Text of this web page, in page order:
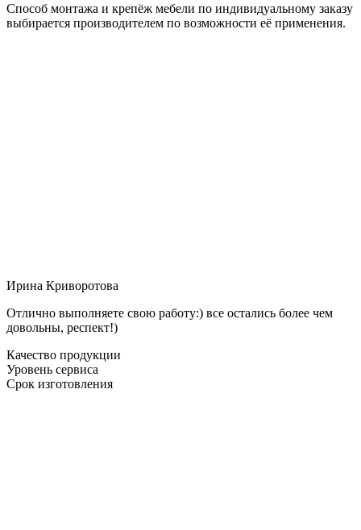
Способ монтажа и крепёж мебели по индивидуальному заказу
выбирается производителем по возможности её применения.
Ирина Криворотова
Отлично выполняете свою работу:) все остались более чем
довольны, респект!)
Качество продукции
Уровень сервиса
Срок изготовления